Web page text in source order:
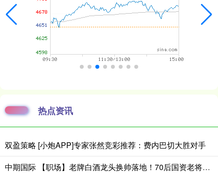
热点资讯
双盈策略 [小炮APP]专家张然竞彩推荐：费内巴切大胜对手
中期国际 【职场】老牌白酒龙头换帅落地！70后国资老将邓敏接棒五粮液